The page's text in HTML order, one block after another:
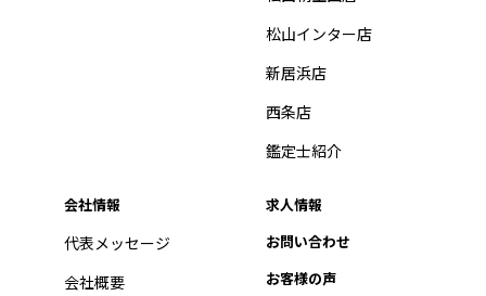
松山インター店
新居浜店
西条店
鑑定士紹介
会社情報
代表メッセージ
会社概要
求人情報
お問い合わせ
お客様の声